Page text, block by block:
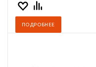
ПОДРОБНЕЕ